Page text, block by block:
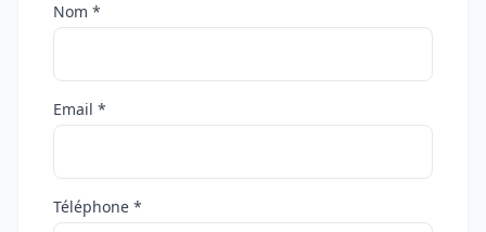
Nom *
Email *
Téléphone *